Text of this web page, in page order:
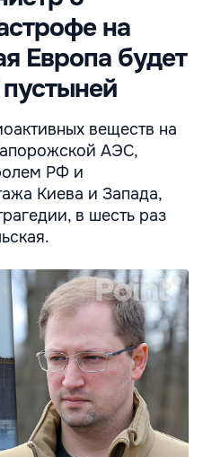
на
Европа будет
веществ на
АЭС,
РФ и
Киева и Запада,
в шесть раз